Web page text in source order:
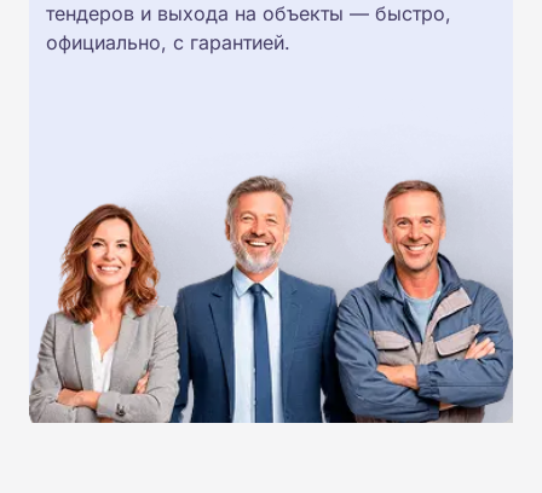
тендеров и выхода на объекты — быстро,
официально, с гарантией.